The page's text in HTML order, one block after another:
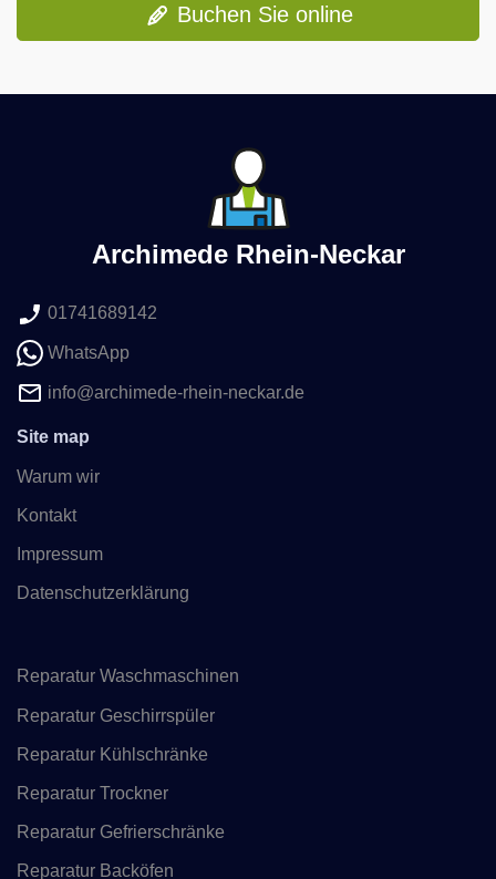
Buchen Sie online
Archimede Rhein-Neckar
01741689142
WhatsApp
info@archimede-rhein-neckar.de
Site map
Warum wir
Kontakt
Impressum
Datenschutzerklärung
Reparatur Waschmaschinen
Reparatur Geschirrspüler
Reparatur Kühlschränke
Reparatur Trockner
Reparatur Gefrierschränke
Reparatur Backöfen